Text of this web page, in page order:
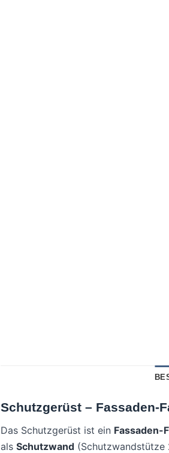
Schutzgerüst – Fassaden-
Das Schutzgerüst ist ein Fassaden-
als Schutzwand (Schutzwandstütze